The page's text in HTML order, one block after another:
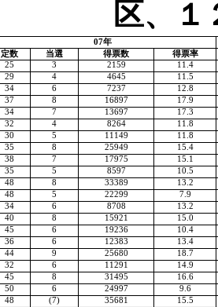
区、１
07年
定数
当選 得票数
得票率
25 3 2159
11.4
29 4 4645
11.5
34 6 7237
12.8
37 8 16897
17.9
34 7 13697
17.3
32 4 8264
11.8
30 5 11149
11.8
35 8 25949
15.4
38 7 17975
15.1
35 5 8597
10.5
48 8 33389
13.2
48 5 22299
7.9
34 6 8708
13.2
40 8 15921
15.0
45 6 19236
10.4
36 6 12383
13.4
44 9 25680
18.7
32 6 11291
14.9
45 8 31495
16.6
50 6 24997
9.6
48 (7) 35681
15.5